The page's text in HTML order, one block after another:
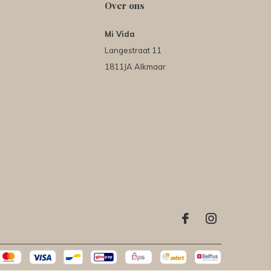
Over ons
Mi Vida
Langestraat 11
1811JA Alkmaar